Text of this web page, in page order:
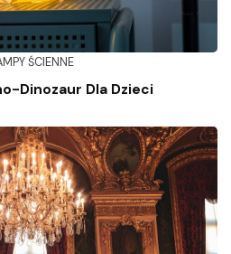
ŚCIENNE
Dinozaur Dla Dzieci